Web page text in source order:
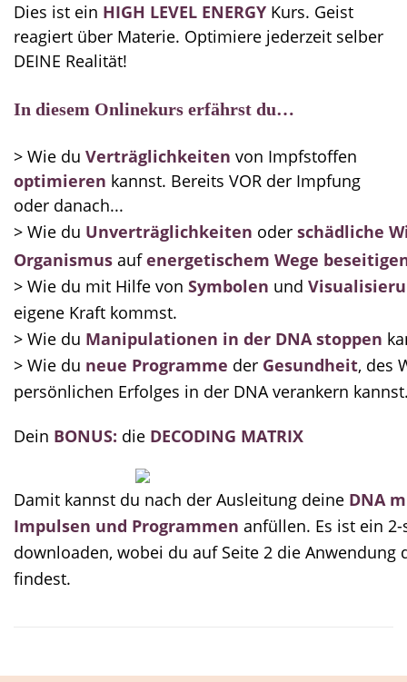
Dies ist ein HIGH LEVEL ENERGY Kurs. Geist
reagiert über Materie. Optimiere jederzeit selber
DEINE Realität!
In diesem Onlinekurs erfährst du…
> Wie du Verträglichkeiten von Impfstoffen
optimieren kannst. Bereits VOR der Impfung
oder danach...
> Wie du Unverträglichkeiten oder schädliche
Organismus aufenergetischem Wege
> Wie du mit Hilfe von Symbolen und
eigene Kraft kommst.
> Wie du Manipulationen in der DNAstoppen
> Wie du neue Programme der Gesundheit, des
persönlichen Erfolges in der DNA verankern
Dein BONUS: die DECODING MATRIX
Damit kannst du nach der Ausleitung deine DNA
Impulsen und Programmen anfüllen. Es ist ein
downloaden, wobei du auf Seite 2 die Anwendung
findest.